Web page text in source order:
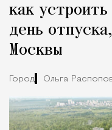
как
день
Москвы
Город Ольга